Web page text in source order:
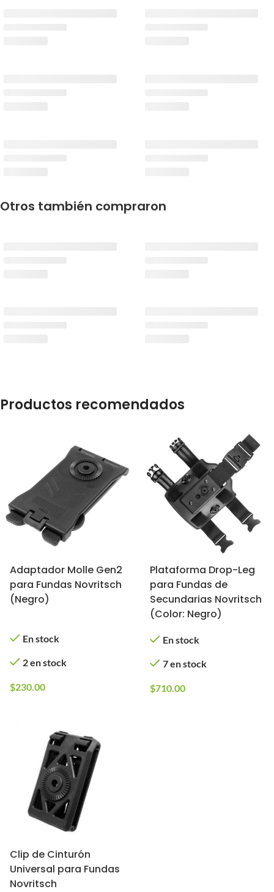
Otros también compraron
Productos recomendados
Adaptador Molle Gen2
para Fundas Novritsch
(Negro)
En stock
2 en stock
$230.00
Plataforma Drop-Leg
para Fundas de
Secundarias Novritsch
(Color: Negro)
En stock
7 en stock
$710.00
Clip de Cinturón
Universal para Fundas
Novritsch